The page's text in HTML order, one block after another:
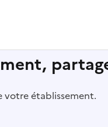
votre établissement.